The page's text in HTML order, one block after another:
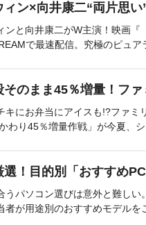
ィン×向井康二“両片思い
ンと向井康二がW主演！映画『
で最速配信。究極のピュア
そのまま45％増量！フ
キにお弁当にアイスも!?ファミ
わり45％増量作戦」が今夏、
選！目的別「おすすめ
うパソコン選びは意外と難し
者が用途別のおすすめモデルを